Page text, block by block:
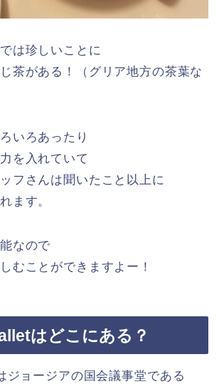
は珍しいことに
茶がある！（グリア地方の茶葉な
いろあったり
を入れていて
フさんは聞いたこと以上に
ます。
なので
むことができますよー！
はどこにある？
ジョージアの国会議事堂である